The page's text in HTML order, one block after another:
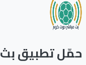
تطبيق بث